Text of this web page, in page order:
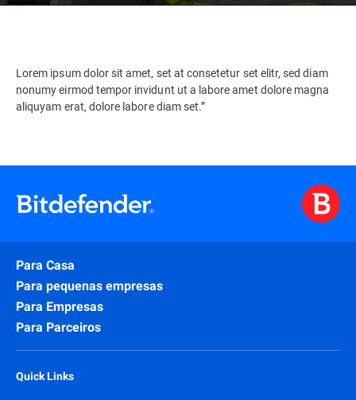
Lorem ipsum dolor sit amet, set at consetetur set elitr, sed diam
nonumy eirmod tempor invidunt ut a labore amet dolore magna
aliquyam erat, dolore labore diam set.”
Para Casa
Para pequenas empresas
Para Empresas
Para Parceiros
Quick Links